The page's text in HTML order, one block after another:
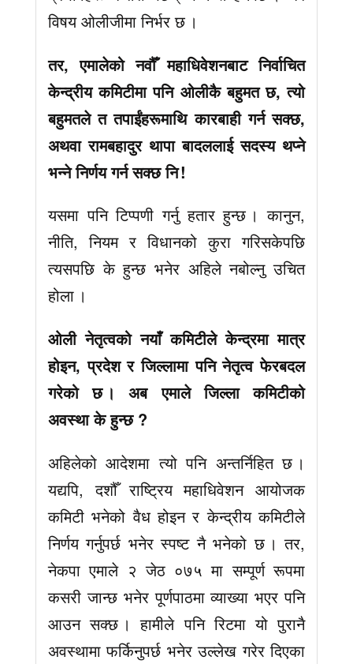
विषय ओलीजीमा निर्भर छ ।
तर, एमालेको नवौँ महाधिवेशनबाट निर्वाचित
केन्द्रीय कमिटीमा पनि ओलीकै बहुमत छ, त्यो
बहुमतले त तपाईंहरूमाथि कारबाही गर्न सक्छ,
अथवा रामबहादुर थापा बादललाई सदस्य थप्ने
भन्ने निर्णय गर्न सक्छ नि !
यसमा पनि टिप्पणी गर्नु हतार हुन्छ । कानुन,
नीति, नियम र विधानको कुरा गरिसकेपछि
त्यसपछि के हुन्छ भनेर अहिले नबोल्नु उचित
होला ।
ओली नेतृत्वको नयाँ कमिटीले केन्द्रमा मात्र
होइन, प्रदेश र जिल्लामा पनि नेतृत्व फेरबदल
गरेको छ । अब एमाले जिल्ला कमिटीको
अवस्था के हुन्छ ?
अहिलेको आदेशमा त्यो पनि अन्तर्निहित छ ।
यद्यपि, दशौँ राष्ट्रिय महाधिवेशन आयोजक
कमिटी भनेको वैध होइन र केन्द्रीय कमिटीले
निर्णय गर्नुपर्छ भनेर स्पष्ट नै भनेको छ । तर,
नेकपा एमाले २ जेठ ०७५ मा सम्पूर्ण रूपमा
कसरी जान्छ भनेर पूर्णपाठमा व्याख्या भएर पनि
आउन सक्छ । हामीले पनि रिटमा यो पुरानै
अवस्थामा फर्किनुपर्छ भनेर उल्लेख गरेर दिएका